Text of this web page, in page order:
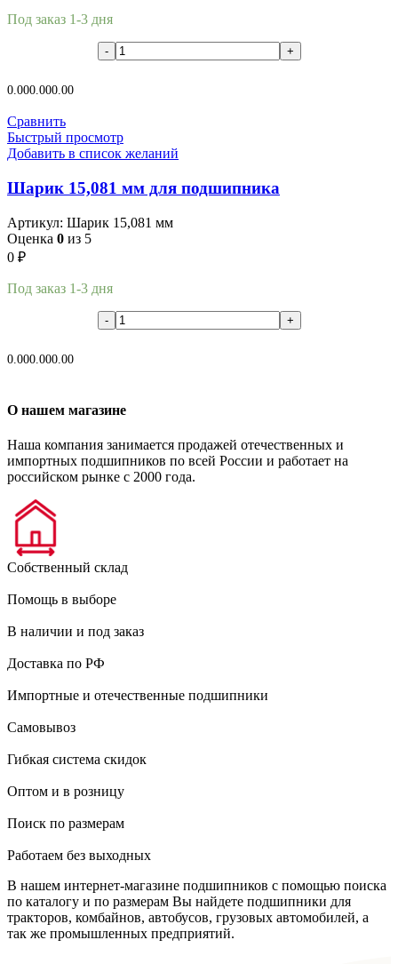
Под заказ 1-3 дня
0.000.000.00
Сравнить
Быстрый просмотр
Добавить в список желаний
Шарик 15,081 мм для подшипника
Артикул: Шарик 15,081 мм
Оценка 0 из 5
0 ₽
Под заказ 1-3 дня
0.000.000.00
О нашем магазине
Наша компания занимается продажей отечественных и
импортных подшипников по всей России и работает на
российском рынке с 2000 года.
Собственный склад
Помощь в выборе
В наличии и под заказ
Доставка по РФ
Импортные и отечественные подшипники
Самовывоз
Гибкая система скидок
Оптом и в розницу
Поиск по размерам
Работаем без выходных
В нашем интернет-магазине подшипников с помощью поиска
по каталогу и по размерам Вы найдете подшипники для
тракторов, комбайнов, автобусов, грузовых автомобилей, а
так же промышленных предприятий.